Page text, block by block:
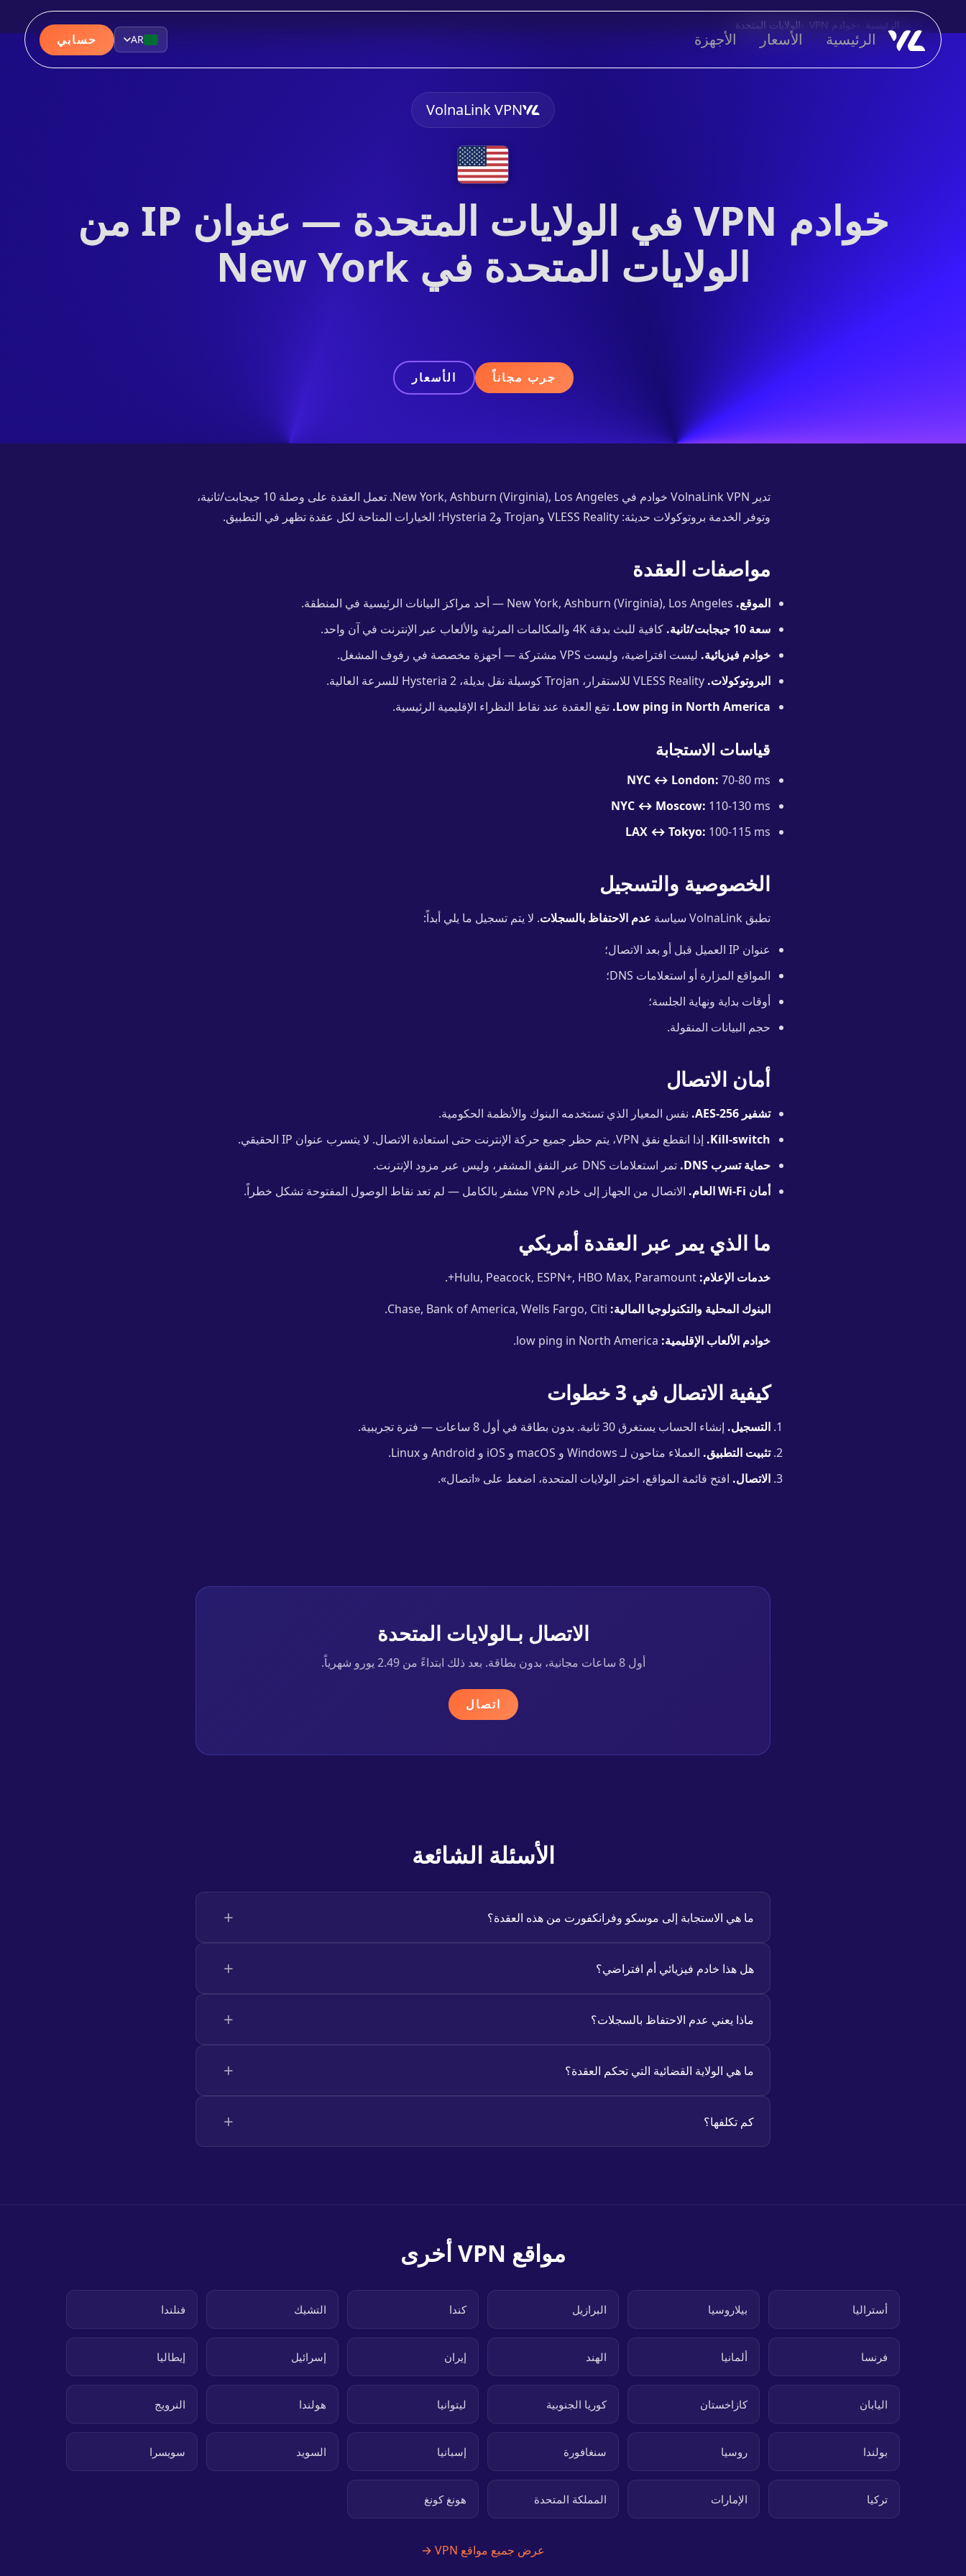
الرئيسية الأسعار الأجهزة AR حسابي
الرئيسية خوادم VPN الولايات المتحدة
VolnaLink VPN
خوادم VPN في الولايات المتحدة — عنوان IP من
الولايات المتحدة في New York
جرب مجاناً الأسعار
تدير VolnaLink VPN خوادم في New York, Ashburn (Virginia), Los Angeles. تعمل العقدة على وصلة 10 جيجابت/ثانية،
وتوفر الخدمة بروتوكولات حديثة: VLESS Reality وTrojan وHysteria 2؛ الخيارات المتاحة لكل عقدة تظهر في التطبيق.
مواصفات العقدة
الموقع.
سعة 10 جيجابت/ثانية.
كافية للبث بدقة 4K والمكالمات المرئية والألعاب عبر الإنترنت في آن واحد.
خوادم فيزيائية. ليست افتراضية، وليست VPS مشتركة — أجهزة مخصصة في رفوف المشغل.
البروتوكولات.
Low ping in North America. تقع العقدة عند نقاط النظراء الإقليمية الرئيسية.
قياسات الاستجابة
NYC ↔ London: 70-80 ms
NYC ↔ Moscow: 110-130 ms
LAX ↔ Tokyo: 100-115 ms
الخصوصية والتسجيل
تطبق VolnaLink سياسة عدم الاحتفاظ بالسجلات. لا يتم تسجيل ما يلي أبداً:
عنوان IP العميل قبل أو بعد الاتصال؛
المواقع المزارة أو استعلامات DNS؛
أوقات بداية ونهاية الجلسة؛
حجم البيانات المنقولة.
أمان الاتصال
تشفير AES-256.
نفس المعيار الذي تستخدمه البنوك والأنظمة الحكومية.
Kill-switch. إذا انقطع نفق VPN، يتم حظر جميع حركة الإنترنت حتى استعادة الاتصال. لا يتسرب عنوان IP الحقيقي.
حماية تسرب DNS.
تمر استعلامات DNS عبر النفق المشفر، وليس عبر مزود الإنترنت.
أمان Wi-Fi العام.
الاتصال من الجهاز إلى خادم VPN مشفر بالكامل — لم تعد نقاط الوصول المفتوحة تشكل خطراً.
ما الذي يمر عبر العقدة أمريكي
خدمات الإعلام:
البنوك المحلية والتكنولوجيا المالية:
خوادم الألعاب الإقليمية:
كيفية الاتصال في 3 خطوات
التسجيل. إنشاء الحساب يستغرق 30 ثانية. بدون بطاقة في أول 8 ساعات — فترة تجريبية.
تثبيت التطبيق. العملاء متاحون لـ Windows و macOS و iOS و Android و Linux.
الاتصال. افتح قائمة المواقع، اختر الولايات المتحدة، اضغط على «اتصال».
الاتصال بـالولايات المتحدة
أول 8 ساعات مجانية، بدون بطاقة. بعد ذلك ابتداءً من 2.49 يورو شهرياً.
اتصال
الأسئلة الشائعة
ما هي الاستجابة إلى موسكو وفرانكفورت من هذه العقدة؟
هل هذا خادم فيزيائي أم افتراضي؟
ماذا يعني عدم الاحتفاظ بالسجلات؟
ما هي الولاية القضائية التي تحكم العقدة؟
كم تكلفها؟
مواقع VPN أخرى
أستراليا بيلاروسيا البرازيل كندا التشيك فنلندا
فرنسا ألمانيا الهند إيران إسرائيل إيطاليا
اليابان كازاخستان كوريا الجنوبية ليتوانيا هولندا النرويج
بولندا روسيا سنغافورة إسبانيا السويد سويسرا
تركيا الإمارات المملكة المتحدة هونغ كونغ
عرض جميع مواقع VPN →